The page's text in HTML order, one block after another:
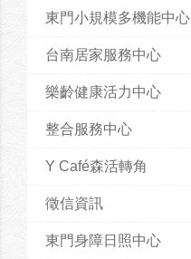
東門小規模多機能中心
台南居家服務中心
樂齡健康活力中心
整合服務中心
Y Café森活轉角
徵信資訊
東門身障日照中心